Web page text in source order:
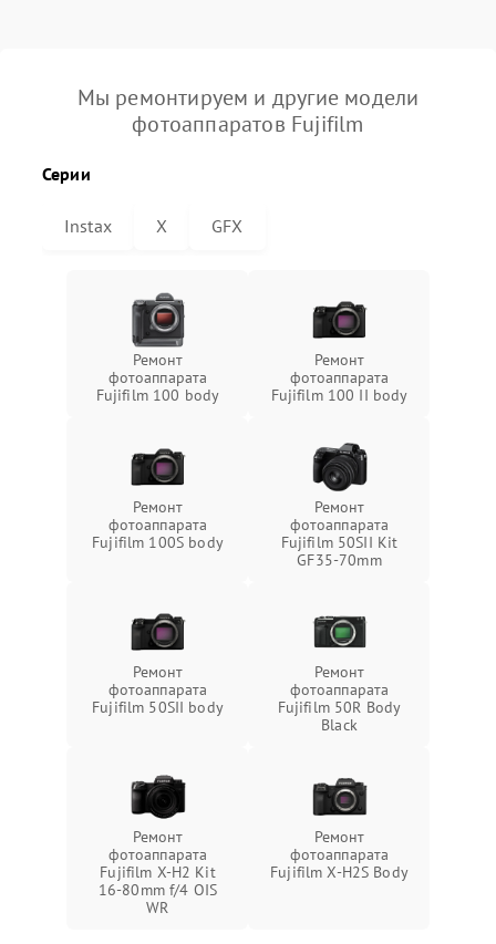
Мы ремонтируем и другие модели
фотоаппаратов Fujifilm
Серии
Instax X GFX
Ремонт
фотоаппарата
Fujifilm 100 body
Ремонт
фотоаппарата
Fujifilm 100 II body
Ремонт
фотоаппарата
Fujifilm 100S body
Ремонт
фотоаппарата
Fujifilm 50SII Kit
GF35-70mm
Ремонт
фотоаппарата
Fujifilm 50SII body
Ремонт
фотоаппарата
Fujifilm 50R Body
Black
Ремонт
фотоаппарата
Fujifilm X-H2 Kit
16-80mm f/4 OIS
WR
Ремонт
фотоаппарата
Fujifilm X-H2S Body